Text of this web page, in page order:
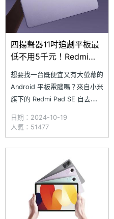
四揚聲器11吋追劇平板最
低不用5千元！Redmi
(2024.10)
想要找一台既便宜又有大螢幕的
Android 平板電腦嗎？來自小米
旗下的 Redmi Pad SE 自去年 8
性價比優勢獲得不少關注，其
中 Redmi Pad SE 不僅配備 11
吋 90Hz 大螢幕，還支援
日期：2024-10-19
人氣：51477